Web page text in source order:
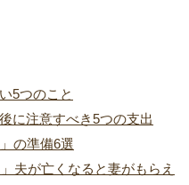
5つのこと
に注意すべき5つの支出
の準備6選
夫が亡くなると妻がもらえ